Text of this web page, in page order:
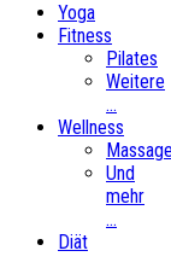
Yoga
Fitness
Pilates
Weitere
...
Wellness
Und
mehr
...
Diät